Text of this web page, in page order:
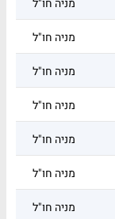
מניה חו"ל
מניה חו"ל
מניה חו"ל
מניה חו"ל
מניה חו"ל
מניה חו"ל
מניה חו"ל